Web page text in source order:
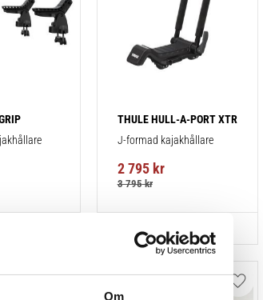
Om
THULE HULL-A-PORT XTR
J-formad kajakhållare
2 795kr
3 795kr
Lägg till i favoriter